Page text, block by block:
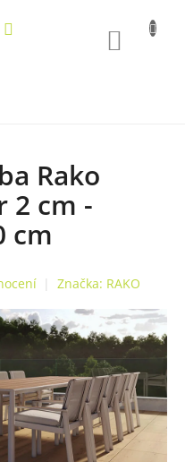
Rako
2 cm -
cm
Značka: RAKO